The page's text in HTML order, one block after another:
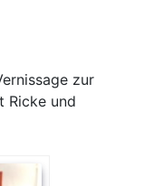
zur
Ricke und